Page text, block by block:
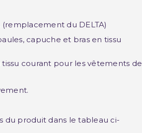
du DELTA)
capuche et bras en tissu
courant pour les vêtements de
du produit dans le tableau ci-